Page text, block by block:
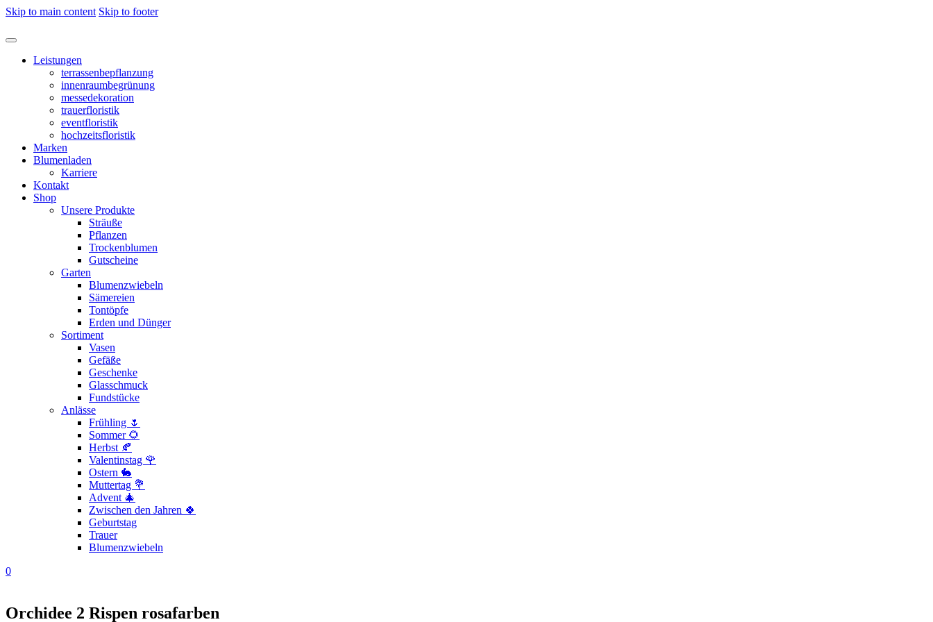
Skip to main content Skip to footer
Leistungen
terrassenbepflanzung
innenraumbegrünung
messedekoration
trauerfloristik
eventfloristik
hochzeitsfloristik
Marken
Blumenladen
Karriere
Kontakt
Shop
Unsere Produkte
Sträuße
Pflanzen
Trockenblumen
Gutscheine
Garten
Blumenzwiebeln
Sämereien
Tontöpfe
Erden und Dünger
Sortiment
Vasen
Gefäße
Geschenke
Glasschmuck
Fundstücke
Anlässe
Frühling 🌷
Sommer 🌻
Herbst 🍂
Valentinstag 🌹
Ostern 🐇
Muttertag 💐
Advent 🎄
Zwischen den Jahren 🍀
Geburtstag
Trauer
Blumenzwiebeln
0
Orchidee 2 Rispen rosafarben